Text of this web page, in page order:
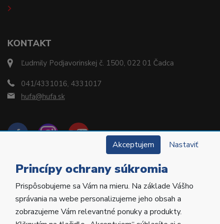
KONTAKT
Ľudmily Podjavorinskej č. 1500, 022 01 Čadca
041/4331016, 4331017
hufa@hufa.sk
Copyright © 2022 Hu-Fa Dental a.s. Všetky práva
vyhradené.
Akceptujem Nastaviť
Princípy ochrany súkromia
Prispôsobujeme sa Vám na mieru. Na základe Vášho
správania na webe personalizujeme jeho obsah a
zobrazujeme Vám relevantné ponuky a produkty.